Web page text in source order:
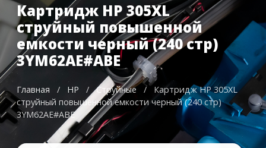
Картридж HP 305XL
струйный повышенной
емкости черный (240 стр)
3YM62AE#ABE
Главная / HP / Струйные /
Картридж HP 305XL
струйный повышенной емкости черный (240 стр)
3YM62AE#ABE